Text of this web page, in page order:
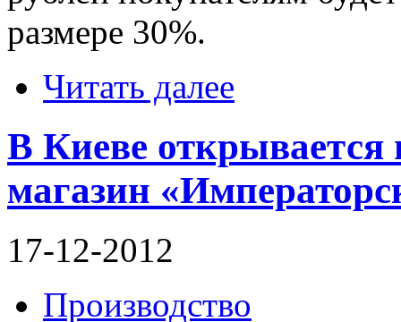
размере 30%.
Читать далее
В Киеве
магазин
17-12-2012
Производство